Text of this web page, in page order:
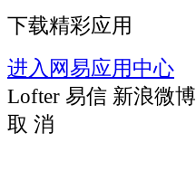
下载精彩应用
进入网易应用中心
Lofter 易信 新浪微博
取 消